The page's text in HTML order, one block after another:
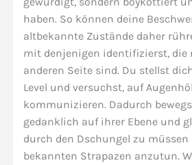
haben. So können deine
altbekannte Zustände daher
mit denjenigen identifizierst, die
anderen Seite sind. Du stellst
Level und versuchst, auf
kommunizieren. Dadurch
gedanklich auf ihrer Ebene und
durch den Dschungel zu
bekannten Strapazen anzutun.